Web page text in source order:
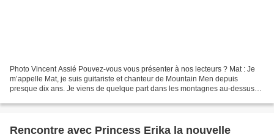
Photo Vincent Assié Pouvez-vous vous présenter à nos lecteurs ? Mat : Je
m’appelle Mat, je suis guitariste et chanteur de Mountain Men depuis
presque dix ans. Je viens de quelque part dans les montagnes au-dessus
Rencontre avec Princess Erika la nouvelle